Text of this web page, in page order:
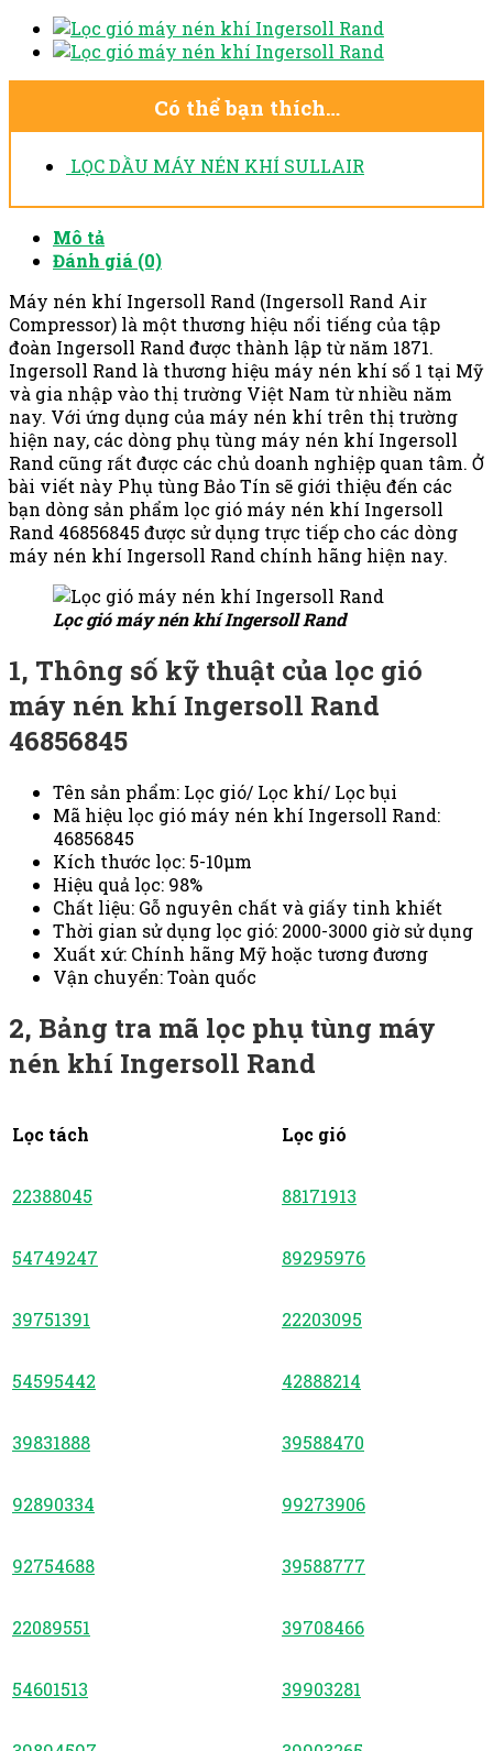
Có thể bạn thích…
LỌC DẦU MÁY NÉN KHÍ SULLAIR
Mô tả
Đánh giá (0)
Máy nén khí Ingersoll Rand (Ingersoll Rand Air
Compressor) là một thương hiệu nổi tiếng của tập
đoàn Ingersoll Rand được thành lập từ năm 1871.
Ingersoll Rand là thương hiệu máy nén khí số 1 tại Mỹ
và gia nhập vào thị trường Việt Nam từ nhiều năm
nay. Với ứng dụng của máy nén khí trên thị trường
hiện nay, các dòng phụ tùng máy nén khí Ingersoll
Rand cũng rất được các chủ doanh nghiệp quan tâm. Ở
bài viết này Phụ tùng Bảo Tín sẽ giới thiệu đến các
bạn dòng sản phẩm lọc gió máy nén khí Ingersoll
Rand 46856845 được sử dụng trực tiếp cho các dòng
máy nén khí Ingersoll Rand chính hãng hiện nay.
Lọc gió máy nén khí Ingersoll Rand
1, Thông số kỹ thuật của lọc gió
máy nén khí Ingersoll Rand
46856845
Tên sản phẩm: Lọc gió/ Lọc khí/ Lọc bụi
Mã hiệu lọc gió máy nén khí Ingersoll Rand:
46856845
Kích thước lọc: 5-10μm
Hiệu quả lọc: 98%
Chất liệu: Gỗ nguyên chất và giấy tinh khiết
Thời gian sử dụng lọc gió: 2000-3000 giờ sử dụng
Xuất xứ: Chính hãng Mỹ hoặc tương đương
Vận chuyển: Toàn quốc
2, Bảng tra mã lọc phụ tùng máy
nén khí Ingersoll Rand
Lọc tách Lọc gió
22388045 88171913
54749247 89295976
39751391 22203095
54595442 42888214
39831888 39588470
92890334 99273906
92754688 39588777
22089551 39708466
54601513 39903281